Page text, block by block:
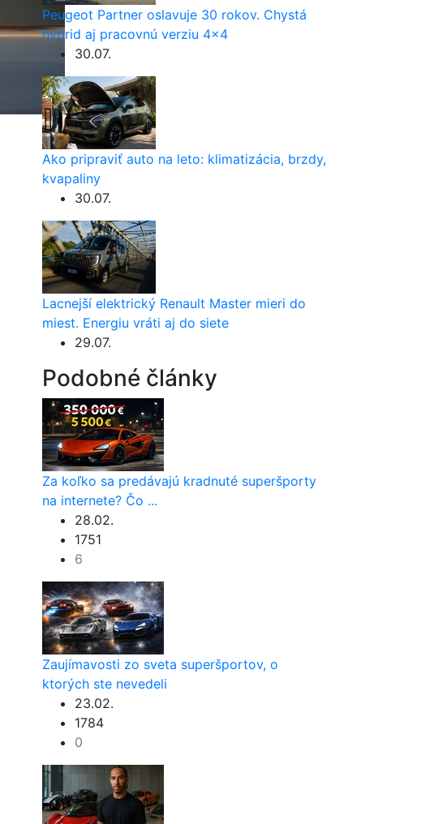
Peugeot Partner oslavuje 30 rokov. Chystá
hybrid aj pracovnú verziu 4×4
30.07.
Ako pripraviť auto na leto: klimatizácia, brzdy,
kvapaliny
30.07.
Lacnejší elektrický Renault Master mieri do
miest. Energiu vráti aj do siete
29.07.
Podobné články
Za koľko sa predávajú kradnuté superšporty
na internete? Čo ...
28.02.
1751
6
Zaujímavosti zo sveta superšportov, o
ktorých ste nevedeli
23.02.
1784
0